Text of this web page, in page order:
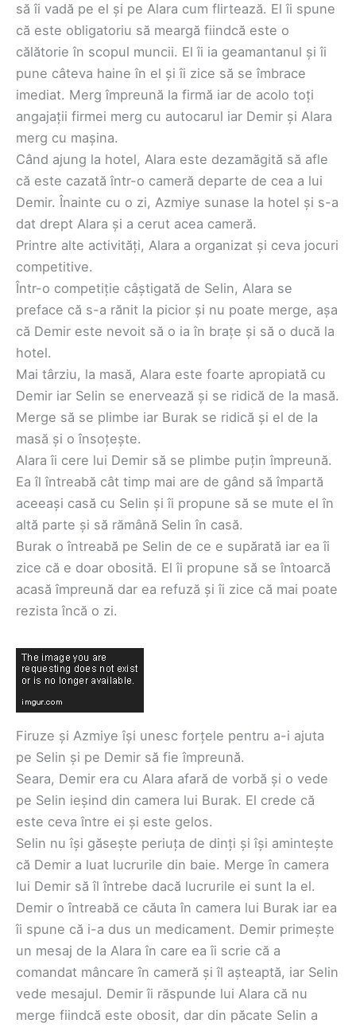
să îi vadă pe el și pe Alara cum flirtează. El îi spune
că este obligatoriu să meargă fiindcă este o
călătorie în scopul muncii. El îi ia geamantanul și îi
pune câteva haine în el și îi zice să se îmbrace
imediat. Merg împreună la firmă iar de acolo toți
angajații firmei merg cu autocarul iar Demir și Alara
merg cu mașina.
Când ajung la hotel, Alara este dezamăgită să afle
că este cazată într-o cameră departe de cea a lui
Demir. Înainte cu o zi, Azmiye sunase la hotel și s-a
dat drept Alara și a cerut acea cameră.
Printre alte activități, Alara a organizat și ceva jocuri
competitive.
Într-o competiție câștigată de Selin, Alara se
preface că s-a rănit la picior și nu poate merge, așa
că Demir este nevoit să o ia în brațe și să o ducă la
hotel.
Mai târziu, la masă, Alara este foarte apropiată cu
Demir iar Selin se enervează și se ridică de la masă.
Merge să se plimbe iar Burak se ridică și el de la
masă și o însoțește.
Alara îi cere lui Demir să se plimbe puțin împreună.
Ea îl întreabă cât timp mai are de gând să împartă
aceeași casă cu Selin și îi propune să se mute el în
altă parte și să rămână Selin în casă.
Burak o întreabă pe Selin de ce e supărată iar ea îi
zice că e doar obosită. El îi propune să se întoarcă
acasă împreună dar ea refuză și îi zice că mai poate
rezista încă o zi.
Firuze și Azmiye își unesc forțele pentru a-i ajuta
pe Selin și pe Demir să fie împreună.
Seara, Demir era cu Alara afară de vorbă și o vede
pe Selin ieșind din camera lui Burak. El crede că
este ceva între ei și este gelos.
Selin nu își găsește periuța de dinți și își amintește
că Demir a luat lucrurile din baie. Merge în camera
lui Demir să îl întrebe dacă lucrurile ei sunt la el.
Demir o întreabă ce căuta în camera lui Burak iar ea
îi spune că i-a dus un medicament. Demir primește
un mesaj de la Alara în care ea îi scrie că a
comandat mâncare în cameră și îl așteaptă, iar Selin
vede mesajul. Demir îi răspunde lui Alara că nu
merge fiindcă este obosit, dar din păcate Selin a